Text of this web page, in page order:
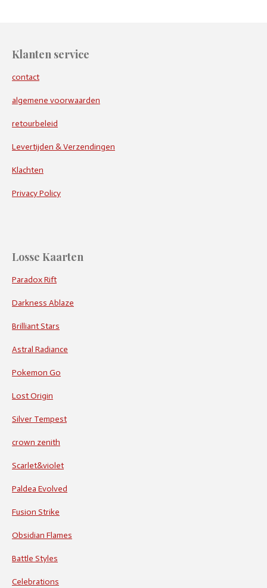
Klanten service
contact
algemene voorwaarden
retourbeleid
Levertijden & Verzendingen
Klachten
Privacy Policy
Losse Kaarten
Paradox Rift
Darkness Ablaze
Brilliant Stars
Astral Radiance
Pokemon Go
Lost Origin
Silver Tempest
crown zenith
Scarlet&violet
Paldea Evolved
Fusion Strike
Obsidian Flames
Battle Styles
Celebrations